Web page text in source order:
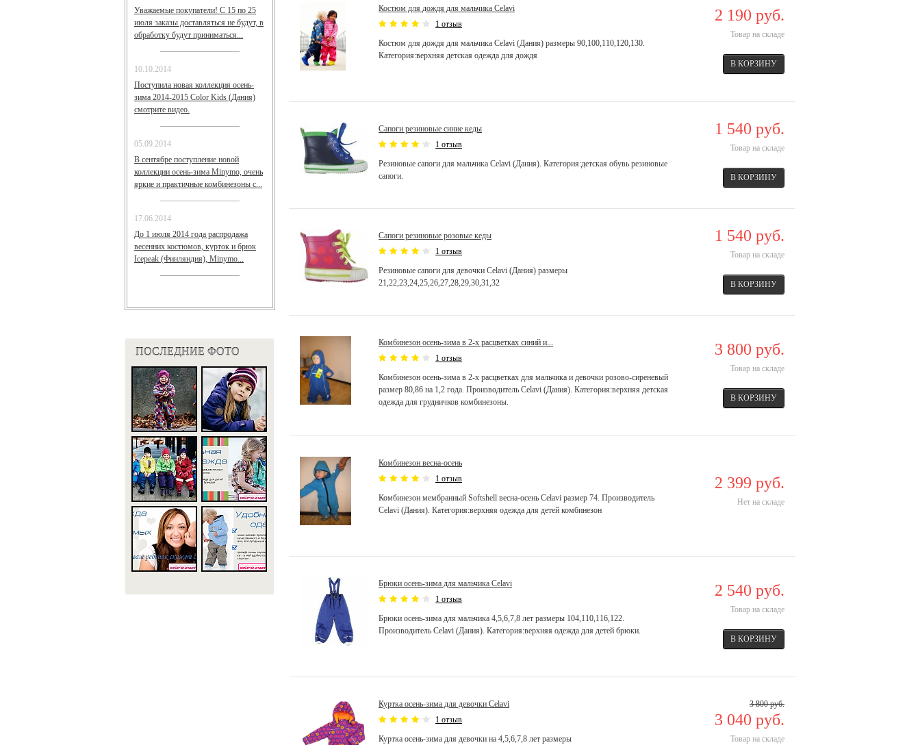
Уважаемые покупатели! С 15 по 25
июля заказы доставляться не будут, в
обработку будут приниматься...
10.10.2014
Поступила новая коллекция осень-
зима 2014-2015 Color Kids (Дания)
смотрите видео.
05.09.2014
В сентябре поступление новой
коллекции осень-зима Minymo, очень
яркие и практичные комбинезоны с...
17.06.2014
До 1 июля 2014 года распродажа
весенних костюмов, курток и брюк
Icepeak (Финляндия), Minymo...
ПОСЛЕДНИЕ ФОТО
Костюм для дождя для мальчика Celavi
1 отзыв
Костюм для дождя для мальчика Celavi (Дания) размеры 90,100,110,120,130.
Категория:верхняя детская одежда для дождя
2 190 руб.
Товар на складе
Сапоги резиновые синие кеды
1 отзыв
Резиновые сапоги для мальчика Celavi (Дания). Категория:детская обувь резиновые
сапоги.
1 540 руб.
Товар на складе
Сапоги резиновые розовые кеды
1 отзыв
Резиновые сапоги для девочки Celavi (Дания) размеры
21,22,23,24,25,26,27,28,29,30,31,32
1 540 руб.
Товар на складе
Комбинезон осень-зима в 2-х расцветках синий и...
1 отзыв
Комбинезон осень-зима в 2-х расцветках для мальчика и девочки розово-сиреневый
размер 80,86 на 1,2 года. Производитель Celavi (Дания). Категория:верхняя детская
одежда для грудничков комбинезоны.
3 800 руб.
Товар на складе
Комбинезон весна-осень
1 отзыв
Комбинезон мембранный Softshell весна-осень Celavi размер 74. Производитель
Celavi (Дания). Категория:верхняя одежда для детей комбинезон
2 399 руб.
Нет на складе
Брюки осень-зима для мальчика Celavi
1 отзыв
Брюки осень-зима для мальчика 4,5,6,7,8 лет размеры 104,110,116,122.
Производитель Celavi (Дания). Категория:верхняя одежда для детей брюки.
2 540 руб.
Товар на складе
Куртка осень-зима для девочки Celavi
1 отзыв
Куртка осень-зима для девочки на 4,5,6,7,8 лет размеры
3 800 руб.
3 040 руб.
Товар на складе